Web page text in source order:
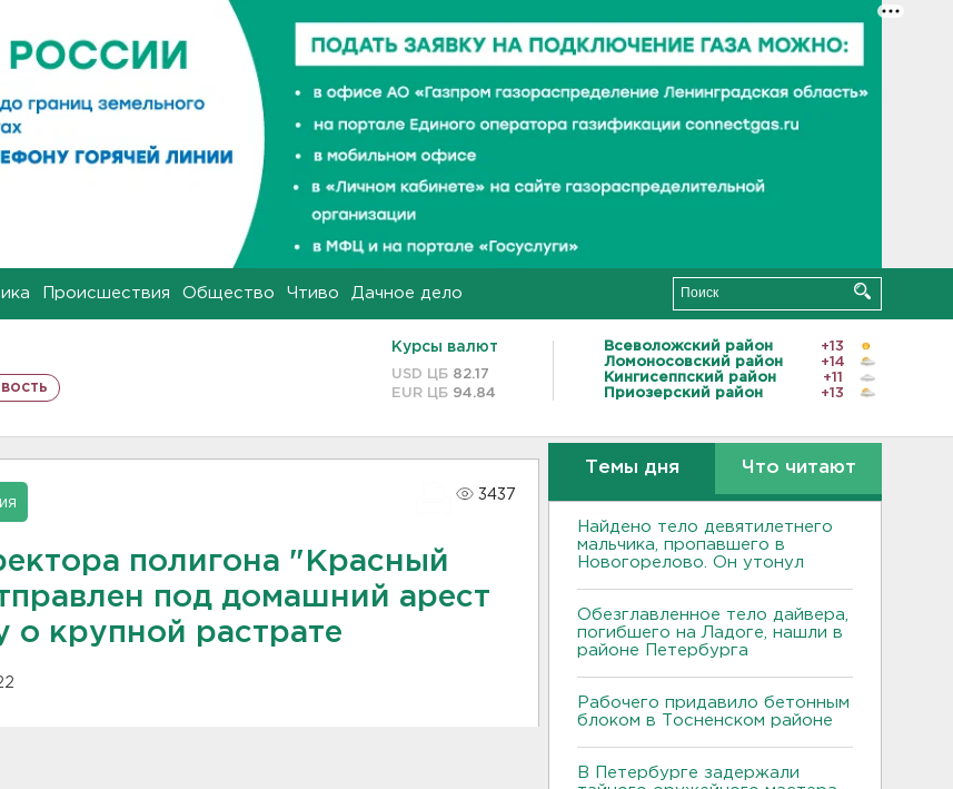
Происшествия Общество Чтиво Дачное дело
Курсы валют
USD ЦБ 82.17
EUR ЦБ 94.84
Всеволожский район
+13
Ломоносовский район
+14
Кингисеппский район
+11
Приозерский район
+13
3437
полигона "Красный
под домашний арест
о крупной растрате
Темы дня Что читают
Найдено тело девятилетнего
мальчика, пропавшего в
Новогорелово. Он утонул
Обезглавленное тело дайвера,
погибшего на Ладоге, нашли в
районе Петербурга
Рабочего придавило бетонным
блоком в Тосненском районе
В Петербурге задержали